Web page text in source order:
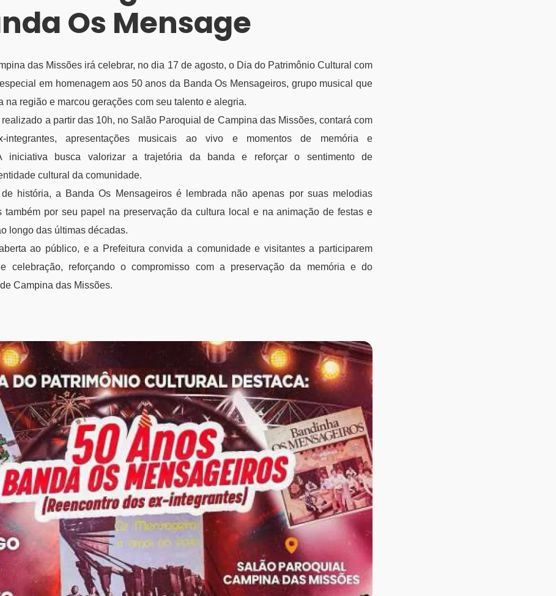
Os Mensage
das Missões irá celebrar, no dia 17 de agosto, o Dia do Patrimônio Cultural com
em homenagem aos 50 anos da Banda Os Mensageiros, grupo musical que
na região e marcou gerações com seu talento e alegria.
a partir das 10h, no Salão Paroquial de Campina das Missões, contará com
integrantes, apresentações musicais ao vivo e momentos de memória e
iniciativa busca valorizar a trajetória da banda e reforçar o sentimento de
cultural da comunidade.
história, a Banda Os Mensageiros é lembrada não apenas por suas melodias
também por seu papel na preservação da cultura local e na animação de festas e
longo das últimas décadas.
ao público, e a Prefeitura convida a comunidade e visitantes a participarem
celebração, reforçando o compromisso com a preservação da memória e do
Campina das Missões.